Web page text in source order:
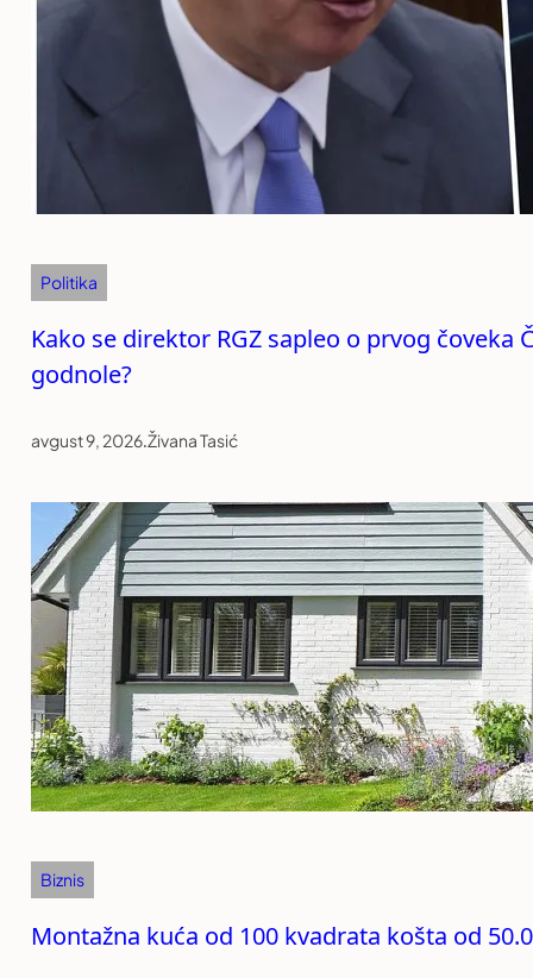
Politika
Kako se direktor RGZ sapleo o prvog čoveka
godnole?
avgust 9, 2026.Živana Tasić
Biznis
Montažna kuća od 100 kvadrata košta od